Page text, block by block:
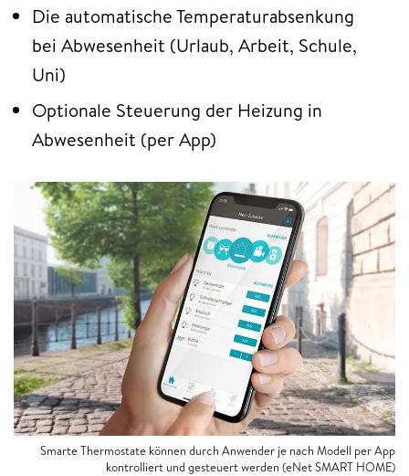
Die automatische Temperaturabsenkung
bei Abwesenheit (Urlaub, Arbeit, Schule,
Uni)
Optionale Steuerung der Heizung in
Abwesenheit (per App)
Smarte Thermostate können durch Anwender je nach Modell per App
kontrolliert und gesteuert werden (eNet SMART HOME)